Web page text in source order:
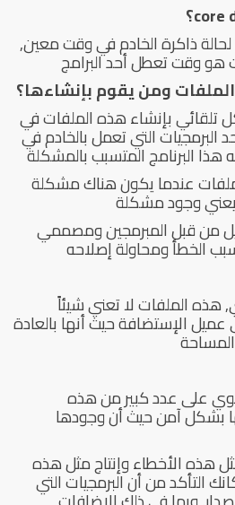
ذاكرة الخادم في وقت معين,
هو وقت تعطل أحد البرامج
ومن يقوم بإنشاءها؟
تلقائي بإنشاء هذه الملفات في
التي تعمل بالخادم في
البرنامج المتسبب بالمشكلة
عندما يكون هناك مشكلة
وجود مشكلة
من قبل المبرمجين ومصممي
الخطأ ومحاولة إصلاحه
هذه الملفات لا تعني شيئاً
الإستضافة حيث أنها بالعادة
على عدد كبير من هذه
بشكل آمن حيث أن وجودها
هذه الأخطاء وإنتاج مثل هذه
التأكد من أن البرمجيات التي